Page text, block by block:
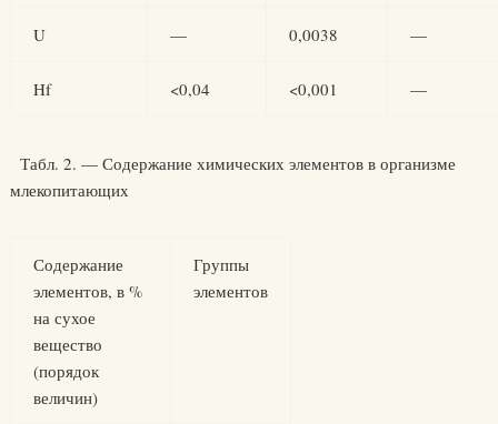
U — 0,0038 —
Hf <0,04 <0,001 —
Табл. 2. — Содержание химических элементов в организме
млекопитающих
Содержание
элементов, в %
на сухое
вещество
(порядок
величин)
Группы
элементов